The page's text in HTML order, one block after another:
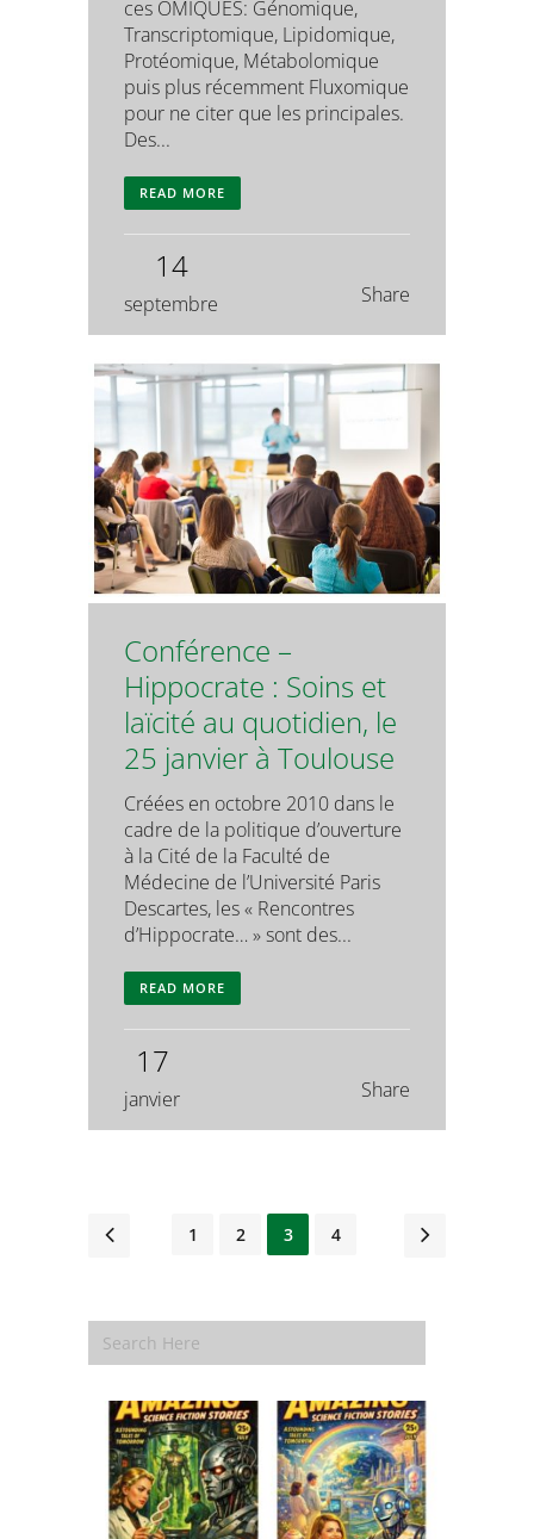
ces OMIQUES: Génomique,
Transcriptomique, Lipidomique,
Protéomique, Métabolomique
puis plus récemment Fluxomique
pour ne citer que les principales.
Des...
READ MORE
14
septembre Share
Conférence –
Hippocrate : Soins et
laïcité au quotidien, le
25 janvier à Toulouse
Créées en octobre 2010 dans le
cadre de la politique d’ouverture
à la Cité de la Faculté de
Médecine de l’Université Paris
Descartes, les « Rencontres
d’Hippocrate… » sont des...
READ MORE
17
janvier Share
1 2 3 4